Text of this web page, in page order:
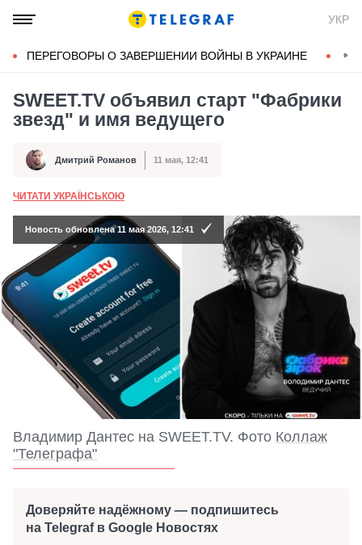
УКР
ПЕРЕГОВОРЫ О ЗАВЕРШЕНИИ ВОЙНЫ В УКРАИНЕ
SWEET.TV объявил старт "Фабрики
звезд" и имя ведущего
Автор Дмитрий Романов
Дата публикации 11 мая, 12:41
ЧИТАТИ УКРАЇНСЬКОЮ
Новость обновлена 11 мая 2026, 12:41
Владимир Дантес на SWEET.TV. Фото Коллаж
"Телеграфа"
Доверяйте надёжному — подпишитесь
на Telegraf в Google Новостях